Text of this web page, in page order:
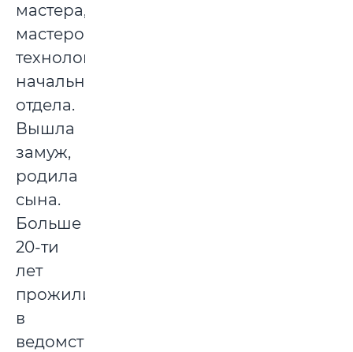
мастера,
мастером,
технологом,
начальником
отдела.
Вышла
замуж,
родила
сына.
Больше
20-ти
лет
прожили
в
ведомственном